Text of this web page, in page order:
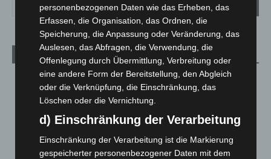
M’era Luna 2026: 25.000 Fans feiern in Hildesheim
Kunst trifft Weingenuss: Barbara-Susann Mehring zeigt ihre
8. August 2026
personenbezogenen Daten wie das Erheben, das
Erfassen, die Organisation, das Ordnen, die
Speicherung, die Anpassung oder Veränderung, das
Auslesen, das Abfragen, die Verwendung, die
Offenlegung durch Übermittlung, Verbreitung oder
eine andere Form der Bereitstellung, den Abgleich
oder die Verknüpfung, die Einschränkung, das
Löschen oder die Vernichtung.
d) Einschränkung der Verarbeitung
Einschränkung der Verarbeitung ist die Markierung
gespeicherter personenbezogener Daten mit dem